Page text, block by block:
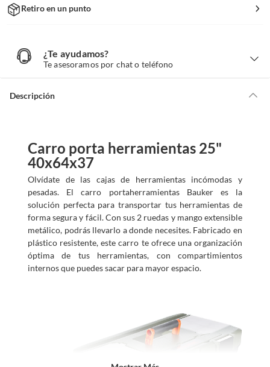
Retiro en un punto
¿Te ayudamos?
Te asesoramos por chat o teléfono
y
a
Descripción
Carro porta herramientas 25"
40x64x37
Olvídate de las cajas de herramientas incómodas y
pesadas. El carro portaherramientas Bauker es la
solución perfecta para transportar tus herramientas de
forma segura y fácil. Con sus 2 ruedas y mango extensible
metálico, podrás llevarlo a donde necesites. Fabricado en
plástico resistente, este carro te ofrece una organización
óptima de tus herramientas, con compartimientos
internos que puedes sacar para mayor espacio.